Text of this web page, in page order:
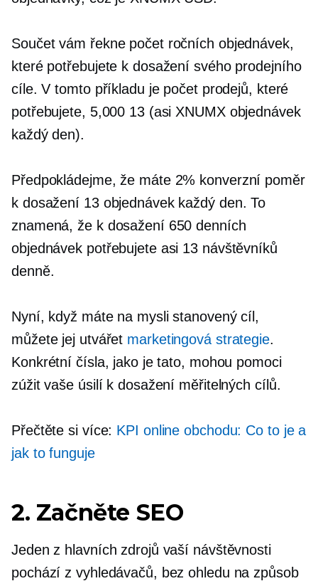
Součet vám řekne počet ročních objednávek,
které potřebujete k dosažení svého prodejního
cíle. V tomto příkladu je počet prodejů, které
potřebujete, 5,000 13 (asi XNUMX objednávek
každý den).
Předpokládejme, že máte 2% konverzní poměr
k dosažení 13 objednávek každý den. To
znamená, že k dosažení 650 denních
objednávek potřebujete asi 13 návštěvníků
denně.
Nyní, když máte na mysli stanovený cíl,
můžete jej utvářet marketingová strategie.
Konkrétní čísla, jako je tato, mohou pomoci
zúžit vaše úsilí k dosažení měřitelných cílů.
Přečtěte si více: KPI online obchodu: Co to je a
jak to funguje
2. Začněte SEO
Jeden z hlavních zdrojů vaší návštěvnosti
pochází z vyhledávačů, bez ohledu na způsob